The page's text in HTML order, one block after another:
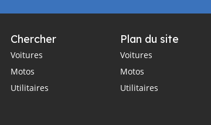
Chercher
Voitures
Motos
Utilitaires
Plan du site
Voitures
Motos
Utilitaires